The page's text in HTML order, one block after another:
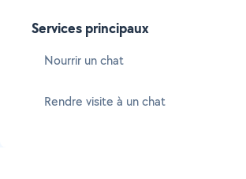
Services principaux
Nourrir un chat
Rendre visite à un chat